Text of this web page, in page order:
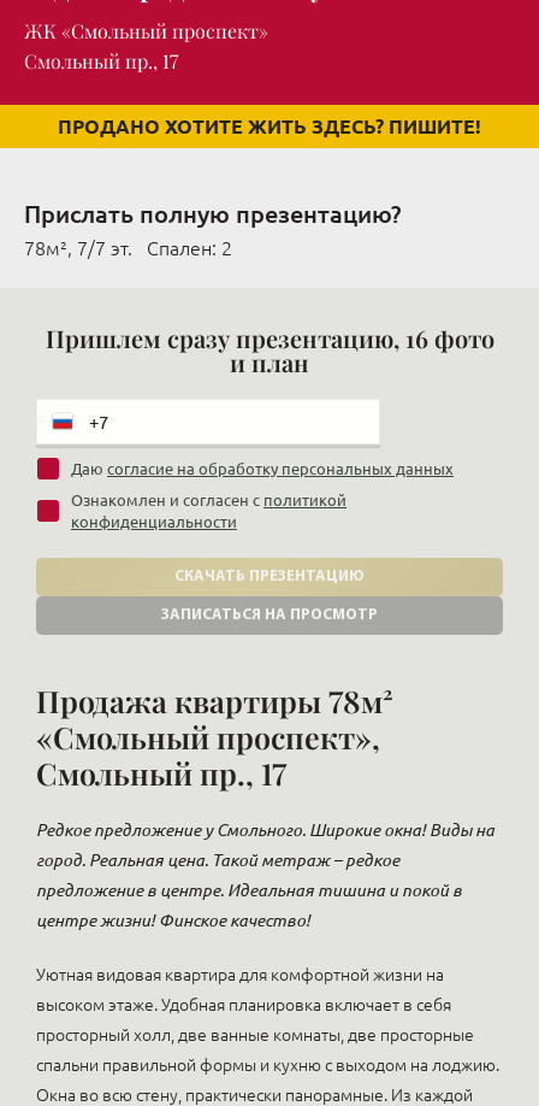
ЖК «Смольный проспект»
Смольный пр., 17
ПРОДАНО ХОТИТЕ ЖИТЬ ЗДЕСЬ? ПИШИТЕ!
Прислать полную презентацию?
78м², 7/7 эт. Cпален: 2
Пришлем сразу презентацию, 16 фото
и план
Даю согласие на обработку персональных данных
Ознакомлен и согласен с политикой
конфиденциальности
СКАЧАТЬ ПРЕЗЕНТАЦИЮ
ЗАПИСАТЬСЯ НА ПРОСМОТР
Продажа квартиры 78м²
«Смольный проспект»,
Смольный пр., 17
Редкое предложение у Смольного. Широкие окна! Виды на
город. Реальная цена. Такой метраж – редкое
предложение в центре. Идеальная тишина и покой в
центре жизни! Финское качество!
Уютная видовая квартира для комфортной жизни на
высоком этаже. Удобная планировка включает в себя
просторный холл, две ванные комнаты, две просторные
спальни правильной формы и кухню с выходом на лоджию.
Окна во всю стену, практически панорамные. Из каждой